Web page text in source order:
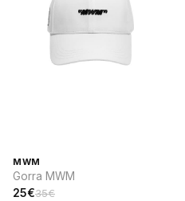
MWM
Gorra MWM
25€35€